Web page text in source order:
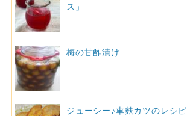
ス」
梅の甘酢漬け
ジューシー♪車麩カツのレシピ